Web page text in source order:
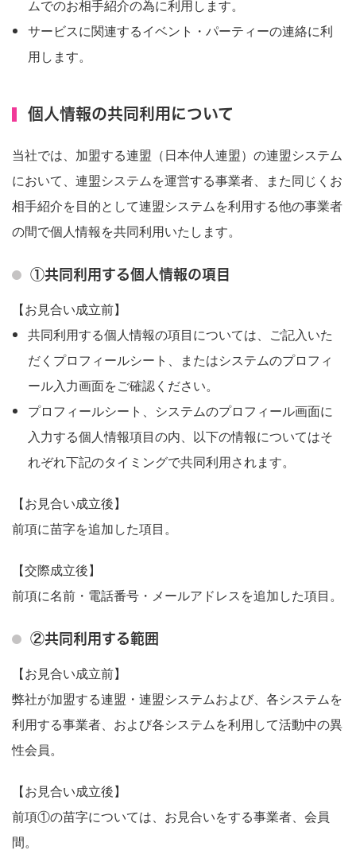
ムでのお相手紹介の為に利用します。
サービスに関連するイベント・パーティーの連絡に利
用します。
個人情報の共同利用について
当社では、加盟する連盟（日本仲人連盟）の連盟システム
において、連盟システムを運営する事業者、また同じくお
相手紹介を目的として連盟システムを利用する他の事業者
の間で個人情報を共同利用いたします。
①共同利用する個人情報の項目
【お見合い成立前】
共同利用する個人情報の項目については、ご記入いた
だくプロフィールシート、またはシステムのプロフィ
ール入力画面をご確認ください。
プロフィールシート、システムのプロフィール画面に
入力する個人情報項目の内、以下の情報についてはそ
れぞれ下記のタイミングで共同利用されます。
【お見合い成立後】
前項に苗字を追加した項目。
【交際成立後】
前項に名前・電話番号・メールアドレスを追加した項目。
②共同利用する範囲
【お見合い成立前】
弊社が加盟する連盟・連盟システムおよび、各システムを
利用する事業者、および各システムを利用して活動中の異
性会員。
【お見合い成立後】
前項①の苗字については、お見合いをする事業者、会員
間。